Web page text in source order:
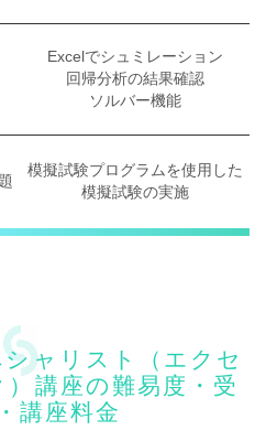
Excelでシュミレーション
回帰分析の結果確認
ソルバー機能
模擬試験プログラムを使用した
模擬試験の実施
ャリスト（エクセ
講座の難易度・受
講座料金